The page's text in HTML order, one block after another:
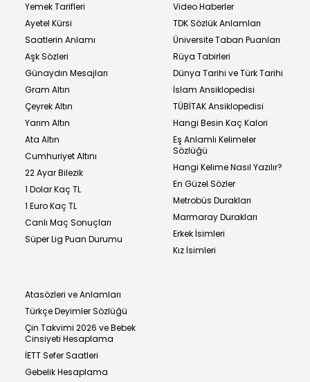
Yemek Tarifleri
Ayetel Kürsi
Saatlerin Anlamı
Aşk Sözleri
Günaydın Mesajları
Gram Altın
Çeyrek Altın
Yarım Altın
Ata Altın
Cumhuriyet Altını
22 Ayar Bilezik
1 Dolar Kaç TL
1 Euro Kaç TL
Canlı Maç Sonuçları
Süper Lig Puan Durumu
Video Haberler
TDK Sözlük Anlamları
Üniversite Taban Puanları
Rüya Tabirleri
Dünya Tarihi ve Türk Tarihi
İslam Ansiklopedisi
TÜBİTAK Ansiklopedisi
Hangi Besin Kaç Kalori
Eş Anlamlı Kelimeler
Sözlüğü
Hangi Kelime Nasıl Yazılır?
En Güzel Sözler
Metrobüs Durakları
Marmaray Durakları
Erkek İsimleri
Kız İsimleri
Atasözleri ve Anlamları
Türkçe Deyimler Sözlüğü
Çin Takvimi 2026 ve Bebek
Cinsiyeti Hesaplama
İETT Sefer Saatleri
Gebelik Hesaplama